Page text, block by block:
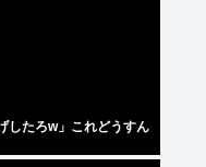
したろw」これどうすん